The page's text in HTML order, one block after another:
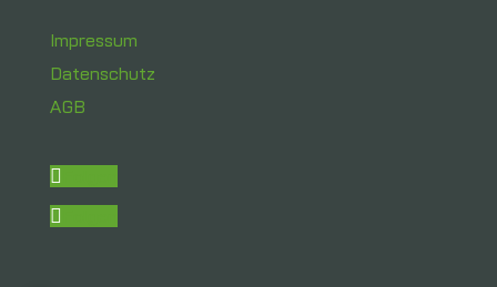
Impressum
Datenschutz
AGB